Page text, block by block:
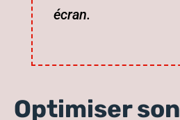
écran.
Optimiser son